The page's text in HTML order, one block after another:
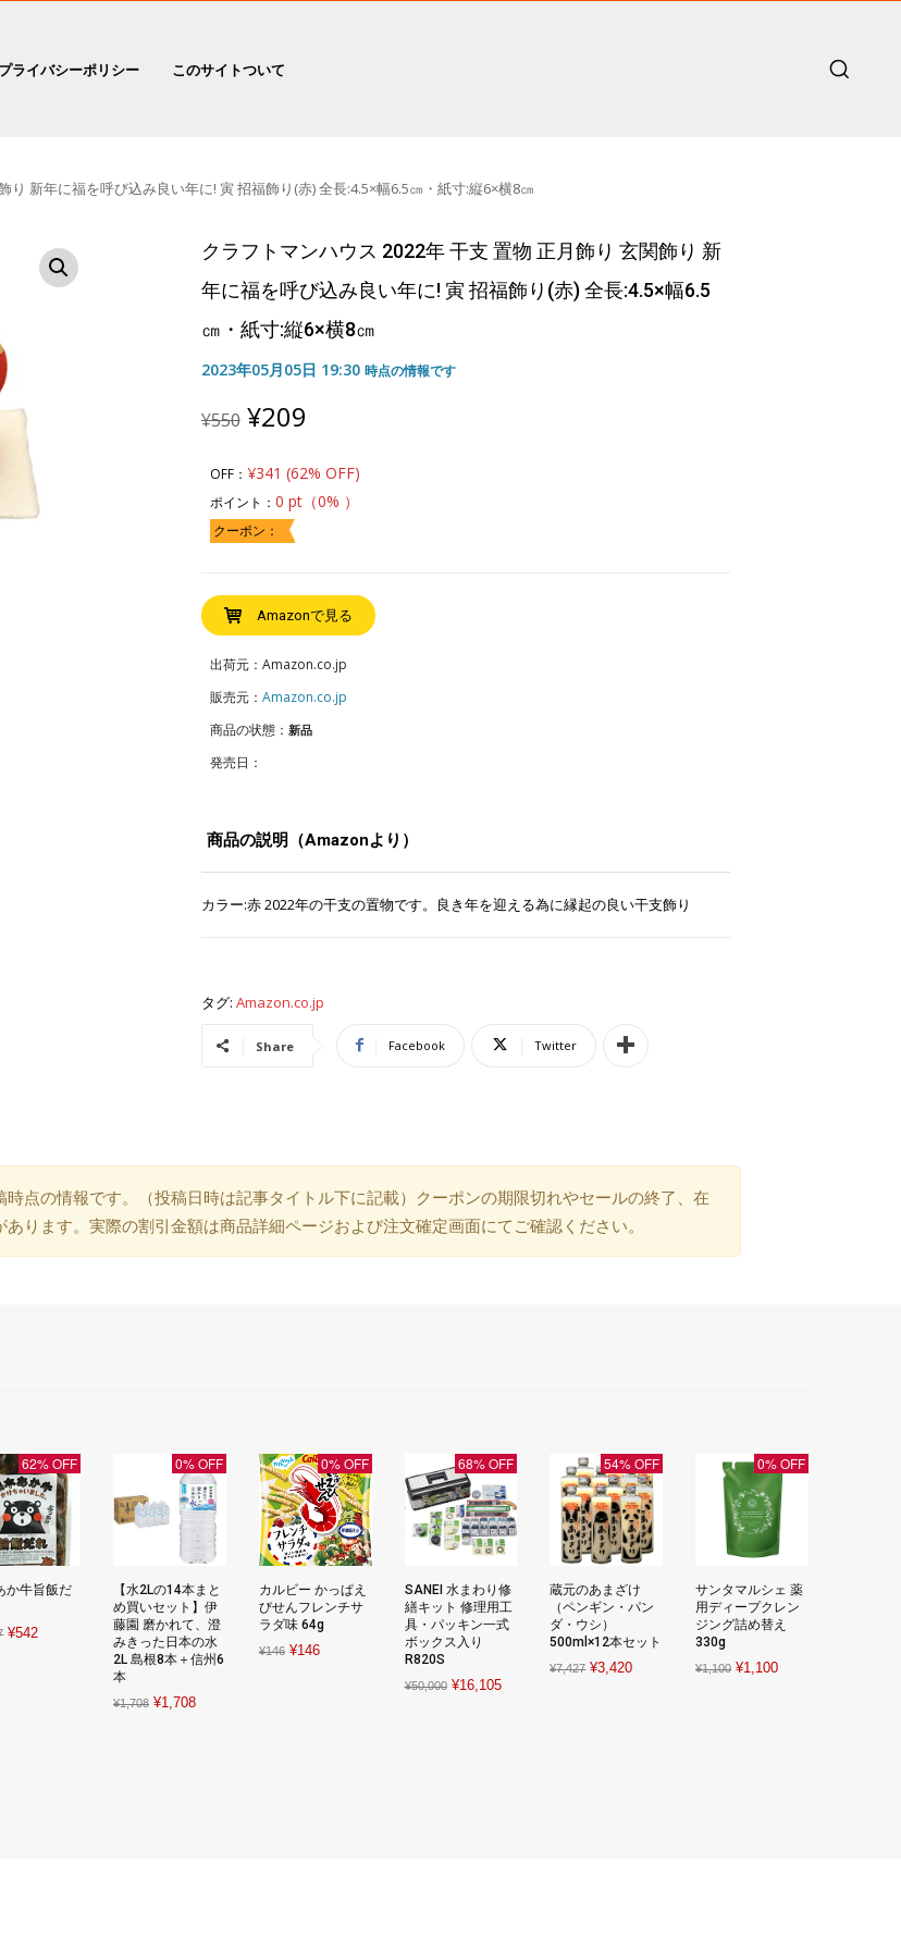
プライバシーポリシー このサイトついて
新年に福を呼び込み良い年に! 寅 招福飾り(赤) 全長:4.5×幅6.5㎝・紙寸:縦6×横8㎝
クラフトマンハウス 2022年 干支 置物 正月飾り 玄関飾り 新
年に福を呼び込み良い年に! 寅 招福飾り(赤) 全長:4.5×幅6.5
㎝・紙寸:縦6×横8㎝
2023年05月05日 19:30 時点の情報です
¥550 Original
price
was:
¥550.
¥209
is:
¥209.
OFF： ¥341 (62% OFF)
ポイント： 0 pt（0% ）
クーポン：
Amazonで見る
出荷元：Amazon.co.jp
販売元： Amazon.co.jp
商品の状態： 新品
発売日：
商品の説明（Amazonより）
カラー:赤 2022年の干支の置物です。良き年を迎える為に縁起の良い干支飾り
タグ: Amazon.co.jp
Share Facebook Twitter
点の情報です。（投稿日時は記事タイトル下に記載）クーポンの期限切れやセールの終了、在
ります。実際の割引金額は商品詳細ページおよび注文確定画面にてご確認ください。
62% OFF
か牛旨飯だ
Original
¥542Current
0% OFF
【水2Lの14本まと
め買いセット】伊
藤園 磨かれて、澄
みきった日本の水
2L 島根8本＋信州6
本
¥1,708 Original
¥1,708Current
0% OFF
カルビー かっぱえ
びせんフレンチサ
ラダ味 64g
¥146 Original
¥146Current
68% OFF
SANEI 水まわり修
繕キット 修理用工
具・パッキン一式
ボックス入り
R820S
¥50,000 Original
¥16,105Current
54% OFF
蔵元のあまざけ
（ペンギン・パン
ダ・ウシ）
500ml×12本セット
¥7,427 Original
¥3,420Current
0% OFF
サンタマルシェ 薬
用ディープクレン
ジング詰め替え
330g
¥1,100 Original
¥1,100Current